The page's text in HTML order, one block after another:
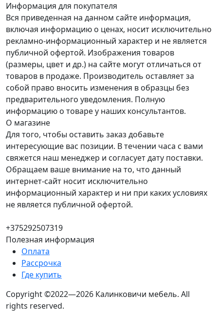
Информация для покупателя
Вся приведенная на данном сайте информация,
включая информацию о ценах, носит исключительно
рекламно-информационный характер и не является
публичной офертой. Изображения товаров
(размеры, цвет и др.) на сайте могут отличаться от
товаров в продаже. Производитель оставляет за
собой право вносить изменения в образцы без
предварительного уведомления. Полную
информацию о товаре у наших консультантов.
О магазине
Для того, чтобы оставить заказ добавьте
интересующие вас позиции. В течении часа с вами
свяжется наш менеджер и согласует дату поставки.
Обращаем ваше внимание на то, что данный
интернет-сайт носит исключительно
информационный характер и ни при каких условиях
не является публичной офертой.
+375292507319
Полезная информация
Оплата
Рассрочка
Где купить
Copyright ©2022—2026 Калинковичи мебель. All
rights reserved.